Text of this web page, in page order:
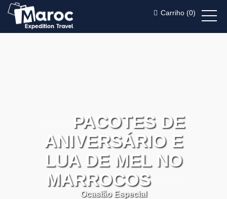
Carriho (0)
PACOTES DE
ANIVERSÁRIO E
LUA DE MEL NO
MARROCOS
Ocasião Especial